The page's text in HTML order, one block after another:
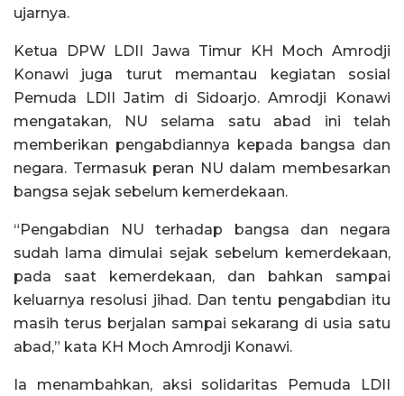
ujarnya.
Ketua DPW LDII Jawa Timur KH Moch Amrodji
Konawi juga turut memantau kegiatan sosial
Pemuda LDII Jatim di Sidoarjo. Amrodji Konawi
mengatakan, NU selama satu abad ini telah
memberikan pengabdiannya kepada bangsa dan
negara. Termasuk peran NU dalam membesarkan
bangsa sejak sebelum kemerdekaan.
“Pengabdian NU terhadap bangsa dan negara
sudah lama dimulai sejak sebelum kemerdekaan,
pada saat kemerdekaan, dan bahkan sampai
keluarnya resolusi jihad. Dan tentu pengabdian itu
masih terus berjalan sampai sekarang di usia satu
abad,” kata KH Moch Amrodji Konawi.
Ia menambahkan, aksi solidaritas Pemuda LDII